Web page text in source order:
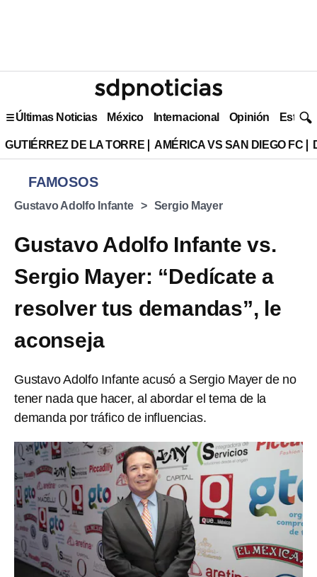
Últimas Noticias México Internacional Opinión Estilo
GUTIÉRREZ DE LA TORRE AMÉRICA VS SAN DIEGO FC
FAMOSOS
Gustavo Adolfo Infante Sergio Mayer
Gustavo Adolfo Infante vs.
Sergio Mayer: “Dedícate a
resolver tus demandas”, le
aconseja
Gustavo Adolfo Infante acusó a Sergio Mayer de no
tener nada que hacer, al abordar el tema de la
demanda por tráfico de influencias.